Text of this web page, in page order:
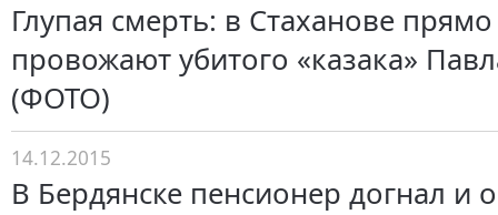
Глупая смерть: в Стаханове
провожают убитого «казака»
(ФОТО)
14.12.2015
В Бердянске пенсионер догнал и